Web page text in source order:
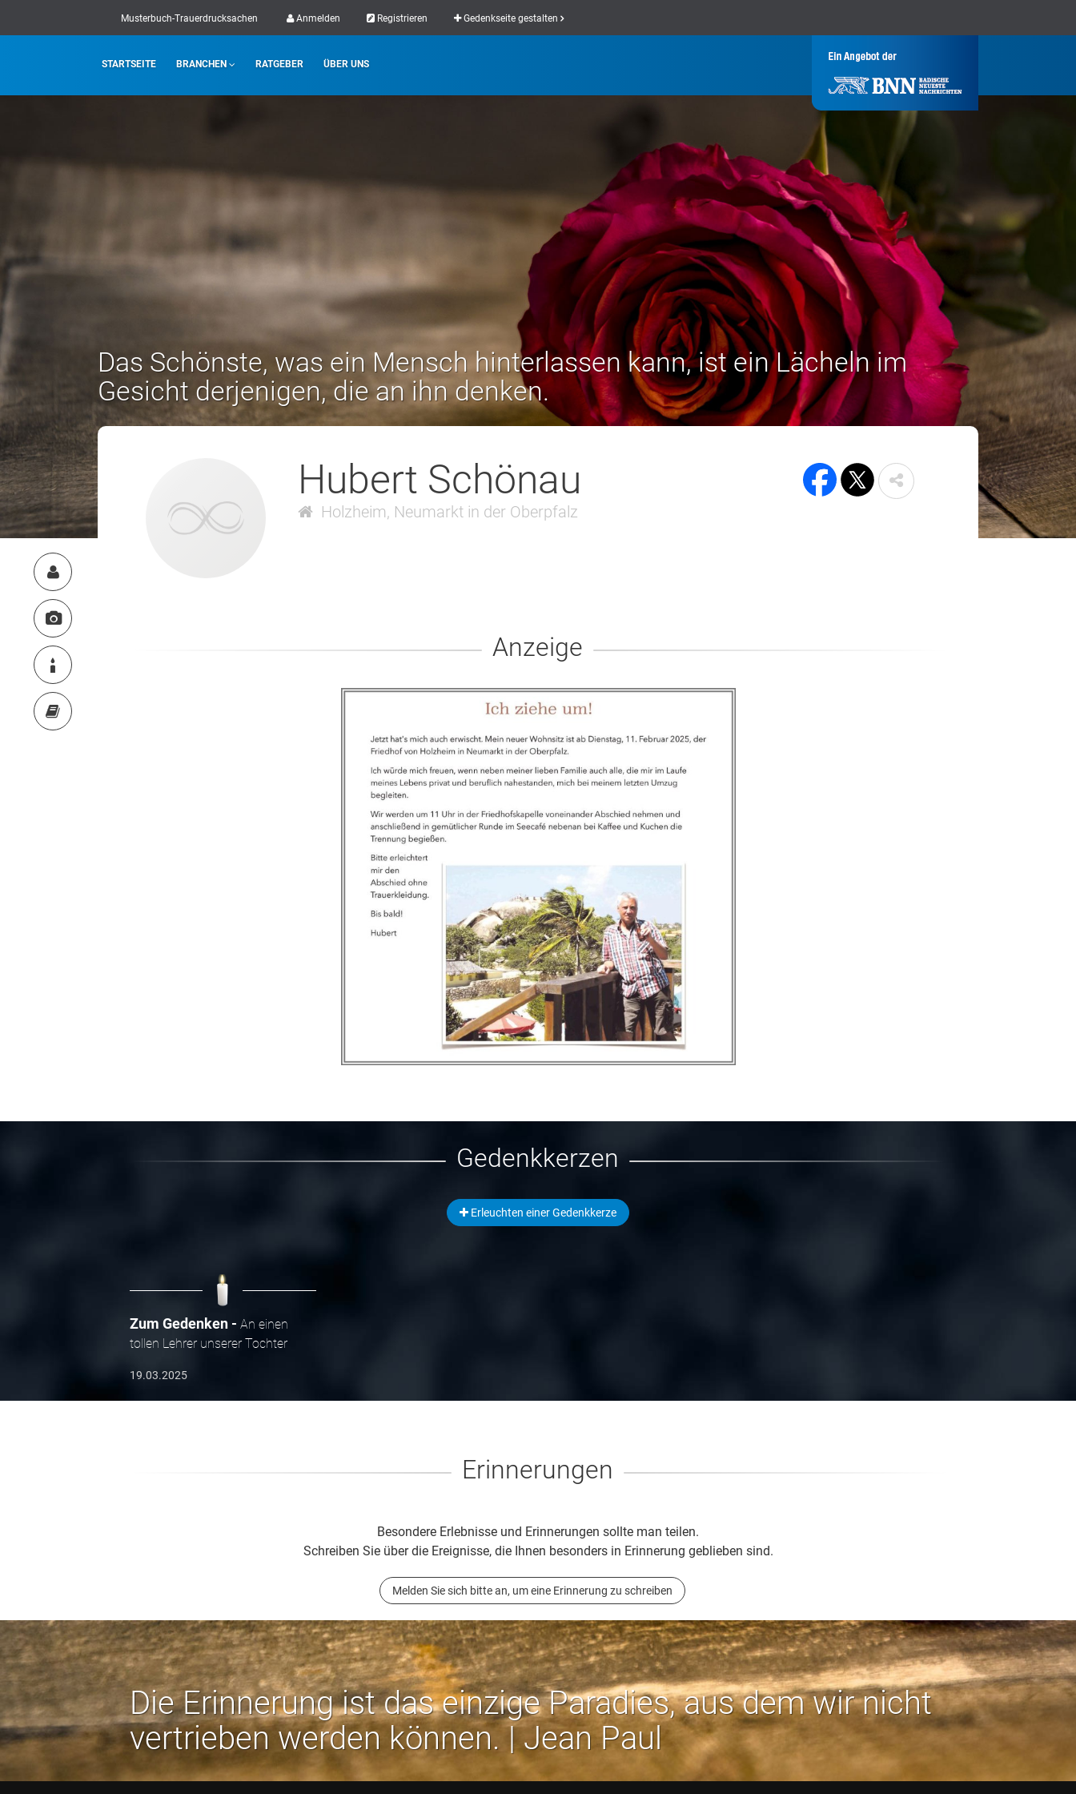
Musterbuch-Trauerdrucksachen Anmelden Registrieren Gedenkseite gestalten
STARTSEITE BRANCHEN RATGEBER ÜBER UNS
Das Schönste, was ein Mensch hinterlassen kann, ist ein Lächeln im
Gesicht derjenigen, die an ihn denken.
Hubert Schönau
Holzheim, Neumarkt in der Oberpfalz
Anzeige
Gedenkkerzen
Erleuchten einer Gedenkkerze
Zum Gedenken
An einen
tollen Lehrer unserer Tochter
19.03.2025
Erinnerungen
Besondere Erlebnisse und Erinnerungen sollte man teilen.
Schreiben Sie über die Ereignisse, die Ihnen besonders in Erinnerung geblieben sind.
Melden Sie sich bitte an, um eine Erinnerung zu schreiben
Die Erinnerung ist das einzige Paradies, aus dem wir nicht
vertrieben werden können. | Jean Paul